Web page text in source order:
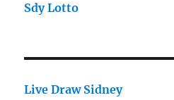
Sdy Lotto
Live Draw Sidney